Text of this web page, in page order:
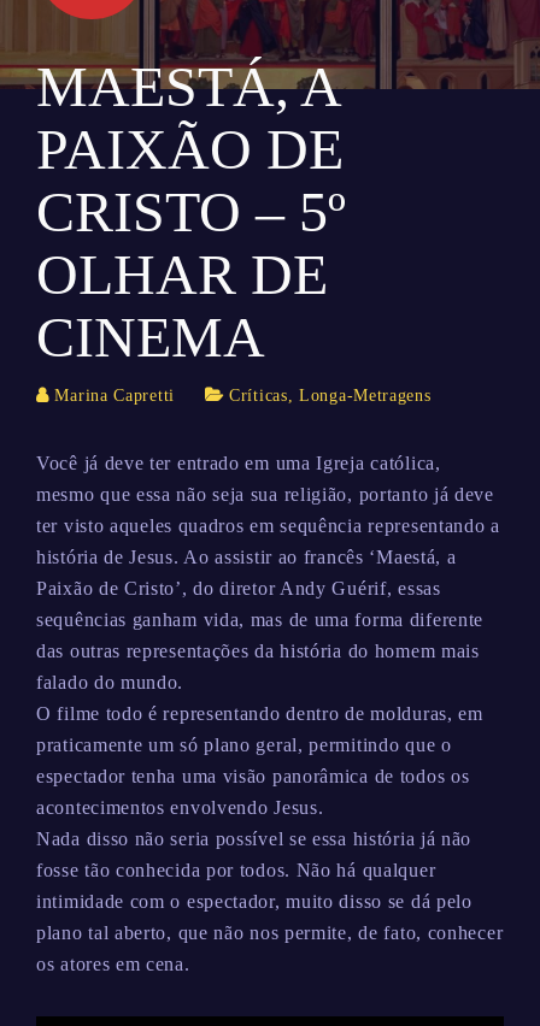
MAESTÁ, A
PAIXÃO DE
CRISTO – 5º
OLHAR DE
CINEMA
Marina Capretti Críticas,Longa-Metragens
Você já deve ter entrado em uma Igreja católica,
mesmo que essa não seja sua religião, portanto já deve
ter visto aqueles quadros em sequência representando a
história de Jesus. Ao assistir ao francês ‘Maestá, a
Paixão de Cristo’, do diretor Andy Guérif, essas
sequências ganham vida, mas de uma forma diferente
das outras representações da história do homem mais
falado do mundo.
O filme todo é representando dentro de molduras, em
praticamente um só plano geral, permitindo que o
espectador tenha uma visão panorâmica de todos os
acontecimentos envolvendo Jesus.
Nada disso não seria possível se essa história já não
fosse tão conhecida por todos. Não há qualquer
intimidade com o espectador, muito disso se dá pelo
plano tal aberto, que não nos permite, de fato, conhecer
os atores em cena.